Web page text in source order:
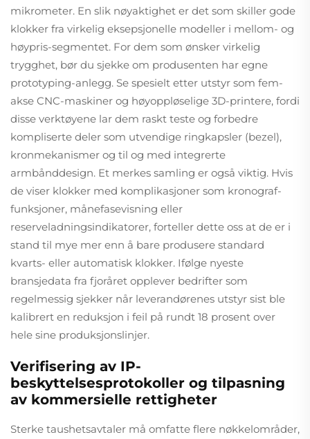
mikrometer. En slik nøyaktighet er det som skiller gode
klokker fra virkelig eksepsjonelle modeller i mellom- og
høypris-segmentet. For dem som ønsker virkelig
trygghet, bør du sjekke om produsenten har egne
prototyping-anlegg. Se spesielt etter utstyr som fem-
akse CNC-maskiner og høyoppløselige 3D-printere, fordi
disse verktøyene lar dem raskt teste og forbedre
kompliserte deler som utvendige ringkapsler (bezel),
kronmekanismer og til og med integrerte
armbånddesign. Et merkes samling er også viktig. Hvis
de viser klokker med komplikasjoner som kronograf-
funksjoner, månefasevisning eller
reserveladningsindikatorer, forteller dette oss at de er i
stand til mye mer enn å bare produsere standard
kvarts- eller automatisk klokker. Ifølge nyeste
bransjedata fra fjoråret opplever bedrifter som
regelmessig sjekker når leverandørenes utstyr sist ble
kalibrert en reduksjon i feil på rundt 18 prosent over
hele sine produksjonslinjer.
Verifisering av IP-
beskyttelsesprotokoller og tilpasning
av kommersielle rettigheter
Sterke taushetsavtaler må omfatte flere nøkkelområder,